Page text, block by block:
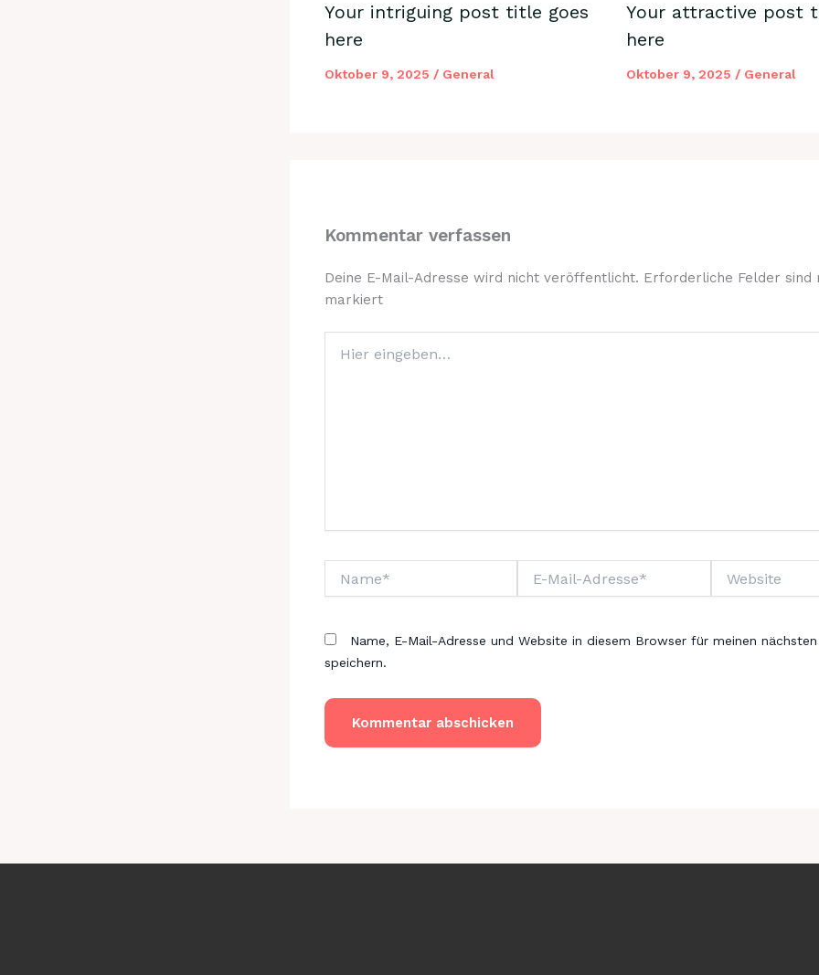
Your intriguing post title goes
here
Oktober 9, 2025 / General
Your attractive post
here
Oktober 9, 2025 / General
Kommentar verfassen
Deine E-Mail-Adresse wird nicht veröffentlicht. Erforderliche Felder sind
markiert
eingeben…
Mail-
Name, E-Mail-Adresse und Website in diesem Browser für meinen
speichern.